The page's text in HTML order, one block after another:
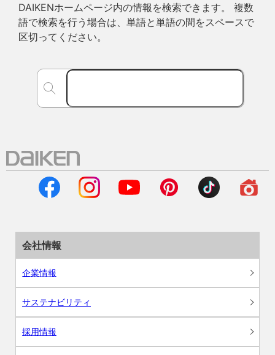
DAIKENホームページ内の情報を検索できます。 複数
語で検索を行う場合は、単語と単語の間をスペースで
区切ってください。
会社情報
企業情報
サステナビリティ
採用情報